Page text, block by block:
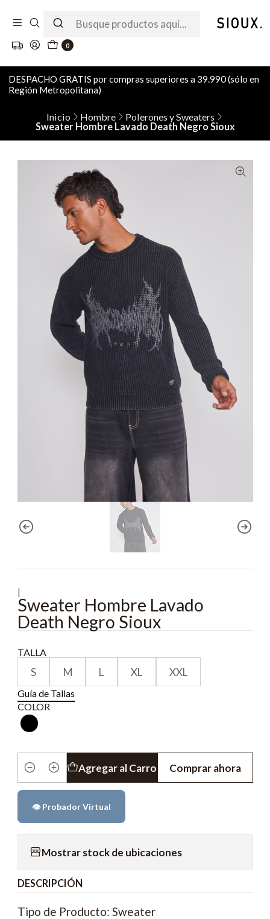
0
DESPACHO GRATIS por compras superiores a 39.990 (sólo en
Región Metropolitana)
Inicio Hombre
Polerones y Sweaters
Sweater Hombre Lavado Death Negro Sioux
|
Sweater Hombre Lavado
Death Negro Sioux
TALLA
S M L XL XXL
Guía de Tallas
COLOR
Cantidad
Agregar al Carro Comprar ahora
👁️ Probador Virtual
Mostrar stock de ubicaciones
DESCRIPCIÓN
Tipo de Producto: Sweater